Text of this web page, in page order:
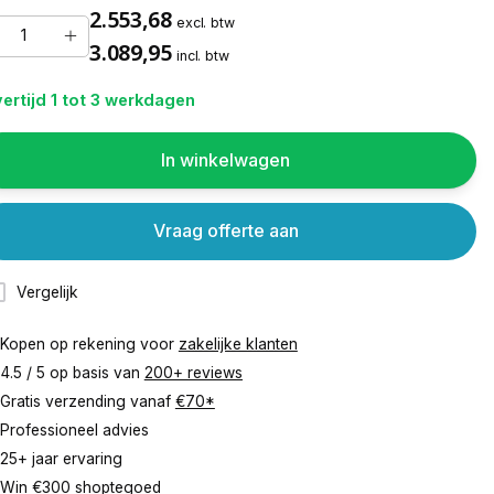
2.553,68 excl. btw
3.089,95 incl. btw
1 tot 3 werkdagen
In winkelwagen
Vergelijk
Vraag offerte aan
Kopen op rekening voor zakelijke klanten
4.5 / 5 op basis van 200+ reviews
Gratis verzending vanaf €70*
Professioneel advies
25+ jaar ervaring
Win €300 shoptegoed